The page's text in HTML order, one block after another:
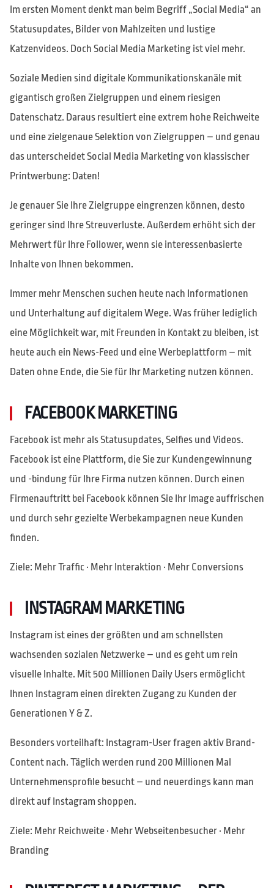
Im ersten Moment denkt man beim Begriff „Social Media“ an
Statusupdates, Bilder von Mahlzeiten und lustige
Katzenvideos. Doch Social Media Marketing ist viel mehr.
Soziale Medien sind digitale Kommunikationskanäle mit
gigantisch großen Zielgruppen und einem riesigen
Datenschatz. Daraus resultiert eine extrem hohe Reichweite
und eine zielgenaue Selektion von Zielgruppen – und genau
das unterscheidet Social Media Marketing von klassischer
Printwerbung: Daten!
Je genauer Sie Ihre Zielgruppe eingrenzen können, desto
geringer sind Ihre Streuverluste. Außerdem erhöht sich der
Mehrwert für Ihre Follower, wenn sie interessenbasierte
Inhalte von Ihnen bekommen.
Immer mehr Menschen suchen heute nach Informationen
und Unterhaltung auf digitalem Wege. Was früher lediglich
eine Möglichkeit war, mit Freunden in Kontakt zu bleiben, ist
heute auch ein News-Feed und eine Werbeplattform – mit
Daten ohne Ende, die Sie für Ihr Marketing nutzen können.
FACEBOOK MARKETING
Facebook ist mehr als Statusupdates, Selfies und Videos.
Facebook ist eine Plattform, die Sie zur Kundengewinnung
und -bindung für Ihre Firma nutzen können. Durch einen
Firmenauftritt bei Facebook können Sie Ihr Image auffrischen
und durch sehr gezielte Werbekampagnen neue Kunden
finden.
Ziele: Mehr Traffic · Mehr Interaktion · Mehr Conversions
INSTAGRAM MARKETING
Instagram ist eines der größten und am schnellsten
wachsenden sozialen Netzwerke – und es geht um rein
visuelle Inhalte. Mit 500 Millionen Daily Users ermöglicht
Ihnen Instagram einen direkten Zugang zu Kunden der
Generationen Y & Z.
Besonders vorteilhaft: Instagram-User fragen aktiv Brand-
Content nach. Täglich werden rund 200 Millionen Mal
Unternehmensprofile besucht – und neuerdings kann man
direkt auf Instagram shoppen.
Ziele: Mehr Reichweite · Mehr Webseitenbesucher · Mehr
Branding